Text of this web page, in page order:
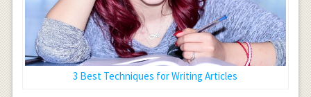
3 Best Techniques for Writing Articles